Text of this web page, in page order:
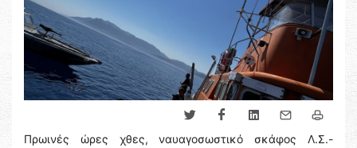
Πρωινές ώρες χθες, ναυαγοσωστικό σκάφος Λ.Σ.-